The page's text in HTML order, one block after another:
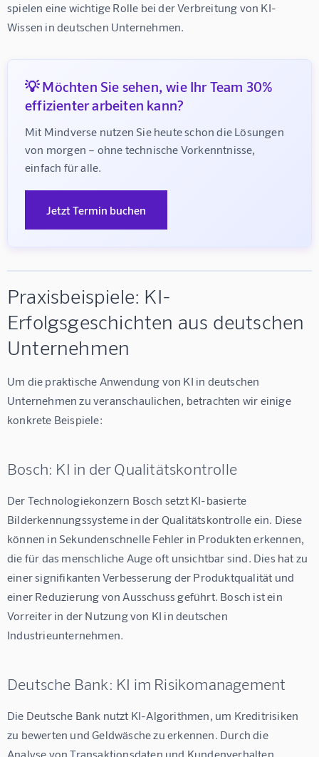
spielen eine wichtige Rolle bei der Verbreitung von KI-
Wissen in deutschen Unternehmen.
💡 Möchten Sie sehen, wie Ihr Team 30%
effizienter arbeiten kann?
Mit Mindverse nutzen Sie heute schon die Lösungen
von morgen – ohne technische Vorkenntnisse,
einfach für alle.
Jetzt Termin buchen
Praxisbeispiele: KI-
Erfolgsgeschichten aus deutschen
Unternehmen
Um die praktische Anwendung von KI in deutschen
Unternehmen zu veranschaulichen, betrachten wir einige
konkrete Beispiele:
Bosch: KI in der Qualitätskontrolle
Der Technologiekonzern Bosch setzt KI-basierte
Bilderkennungssysteme in der Qualitätskontrolle ein. Diese
können in Sekundenschnelle Fehler in Produkten erkennen,
die für das menschliche Auge oft unsichtbar sind. Dies hat zu
einer signifikanten Verbesserung der Produktqualität und
einer Reduzierung von Ausschuss geführt. Bosch ist ein
Vorreiter in der Nutzung von KI in deutschen
Industrieunternehmen.
Deutsche Bank: KI im Risikomanagement
Die Deutsche Bank nutzt KI-Algorithmen, um Kreditrisiken
zu bewerten und Geldwäsche zu erkennen. Durch die
Analyse von Transaktionsdaten und Kundenverhalten